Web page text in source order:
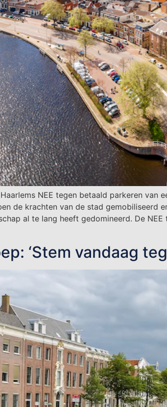
NEE tegen betaald parkeren van
de krachten van de stad gemobiliseerd
al te lang heeft gedomineerd. De
‘Stem vandaag